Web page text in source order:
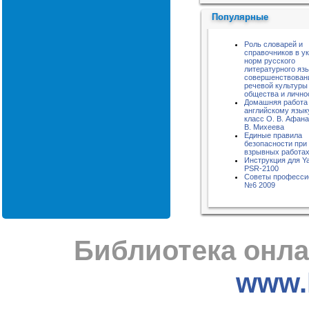
Популярные
Роль словарей и
справочников в
норм русского
литературного
речевой культуры
общества и
Домашняя работа
английскому
класс О. В.
В. Михеева
Единые правила
безопасности при
взрывных работах
Инструкция для
PSR-2100
Советы
№6 2009
Библиотека